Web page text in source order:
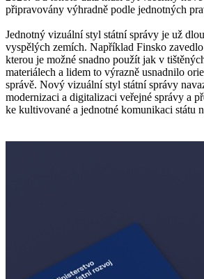
připravovány výhradně podle jednotných
Jednotný vizuální styl státní správy je už
vyspělých zemích. Například Finsko
kterou je možné snadno použít jak v
materiálech a lidem to výrazně usnadnilo
správě. Nový vizuální styl státní správy
modernizaci a digitalizaci veřejné správy a
ke kultivované a jednotné komunikaci státu